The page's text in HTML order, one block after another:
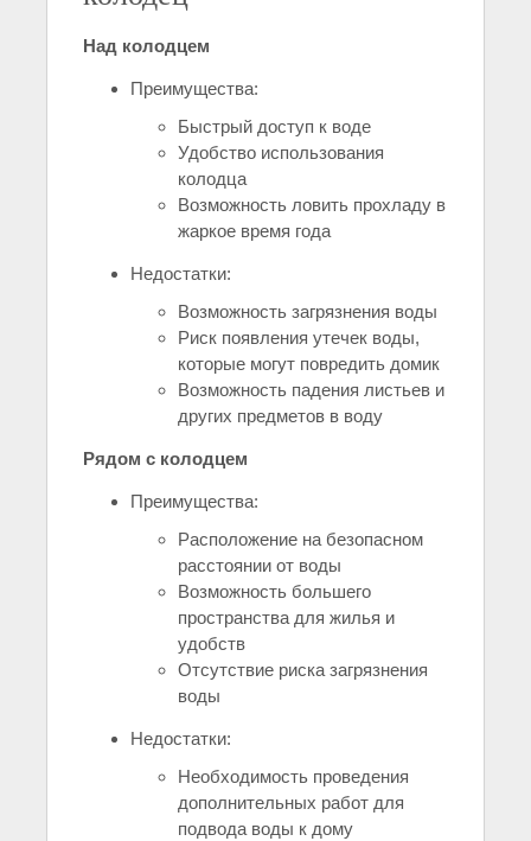
Над колодцем
Преимущества:
Быстрый доступ к воде
Удобство использования
колодца
Возможность ловить прохладу в
жаркое время года
Недостатки:
Возможность загрязнения воды
Риск появления утечек воды,
которые могут повредить домик
Возможность падения листьев и
других предметов в воду
Рядом с колодцем
Преимущества:
Расположение на безопасном
расстоянии от воды
Возможность большего
пространства для жилья и
удобств
Отсутствие риска загрязнения
воды
Недостатки:
Необходимость проведения
дополнительных работ для
подвода воды к дому